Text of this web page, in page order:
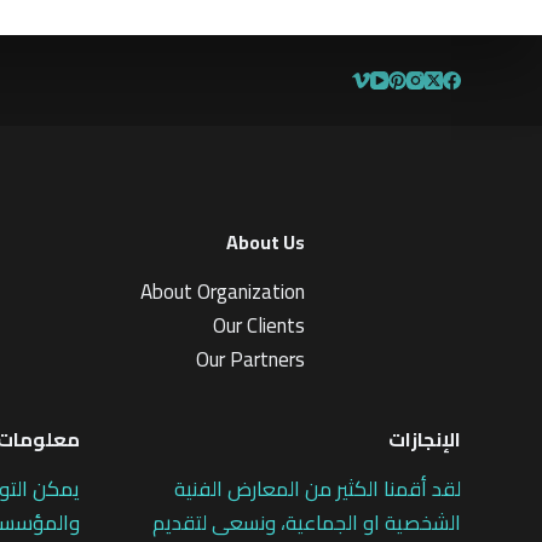
About Us
About Organization
Our Clients
Our Partners
الإنجازات
لقد أقمنا الكثير من المعارض الفنية
الشخصية او الجماعية، ونسعى لتقديم
يمكن